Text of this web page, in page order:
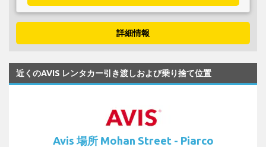
詳細情報
近くのAVIS レンタカー引き渡しおよび乗り捨て位置
Avis 場所 Mohan Street - Piarco